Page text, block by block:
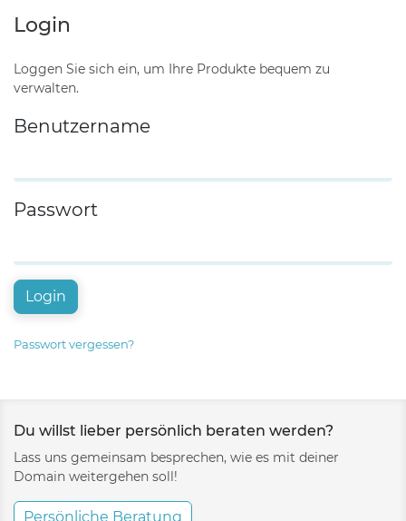
Login
Loggen Sie sich ein, um Ihre Produkte bequem zu
verwalten.
Benutzername
Passwort
Login
Passwort vergessen?
Du willst lieber persönlich beraten werden?
Lass uns gemeinsam besprechen, wie es mit deiner
Domain weitergehen soll!
Persönliche Beratung